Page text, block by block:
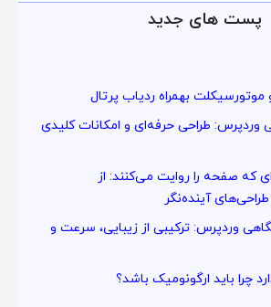
از خدمات و سرویس ها استفاده کنی
پست های جدید
بهمراه ردیاب پرتال
وردپرس: طراحی حرفه‌ای و امکانات کلیدی
که صفحه را روایت می‌کنند: از
آینده‌نگر
وردپرس: ترکیبی از زیبایی، سرعت و
چرا باید ارگونومیک باشد؟